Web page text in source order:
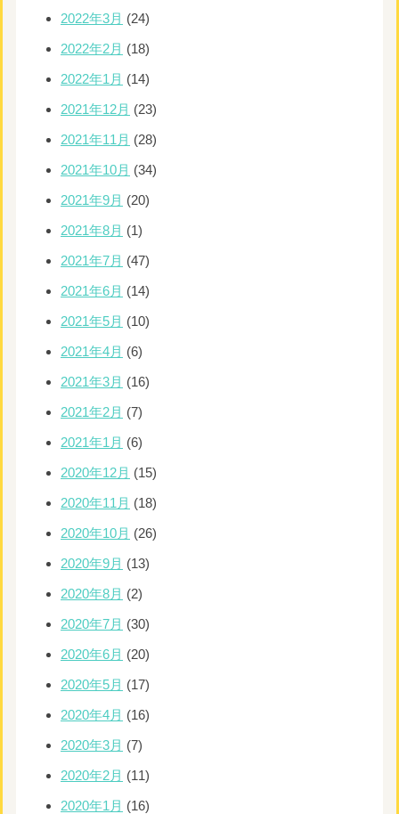
2022年3月 (24)
2022年2月 (18)
2022年1月 (14)
2021年12月 (23)
2021年11月 (28)
2021年10月 (34)
2021年9月 (20)
2021年8月 (1)
2021年7月 (47)
2021年6月 (14)
2021年5月 (10)
2021年4月 (6)
2021年3月 (16)
2021年2月 (7)
2021年1月 (6)
2020年12月 (15)
2020年11月 (18)
2020年10月 (26)
2020年9月 (13)
2020年8月 (2)
2020年7月 (30)
2020年6月 (20)
2020年5月 (17)
2020年4月 (16)
2020年3月 (7)
2020年2月 (11)
2020年1月 (16)